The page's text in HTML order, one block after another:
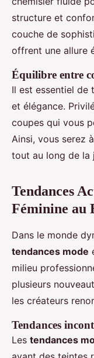
structure et
couche de
offrent une allure
Équilibre entre
Il est essentiel de
et élégance.
coupes qui vous
Ainsi, vous serez
tout au long de la
Tendances
Féminine au
Dans le monde
tendances mode
milieu
plusieurs
les créateurs
Tendances
Les tendances